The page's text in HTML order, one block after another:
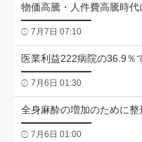
物価高騰・人件費高騰時
7月7日 07:10
医業利益222病院の36.9％
7月6日 01:30
全身麻酔の増加のために
7月6日 01:00